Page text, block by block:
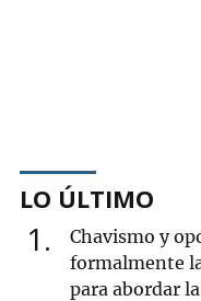
LO ÚLTIMO
1
Chavismo y
formalmente
para abordar